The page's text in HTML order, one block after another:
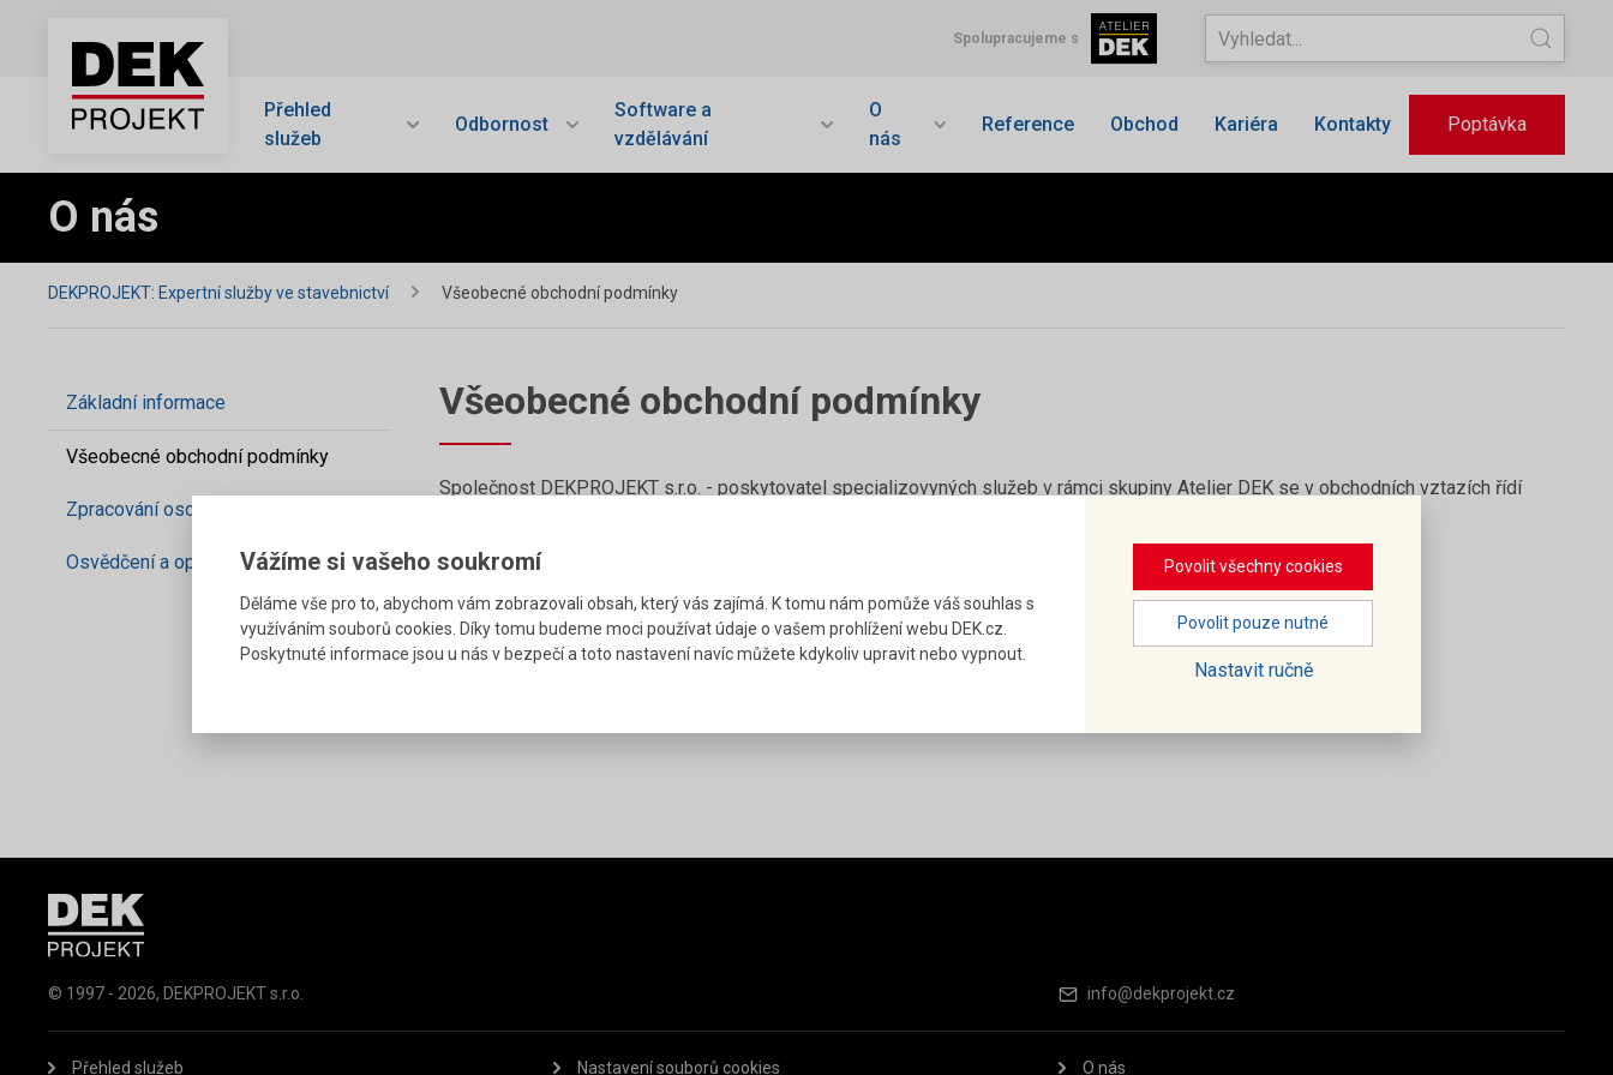
Spolupracujeme s
Přehled
služeb
Odbornost
Software a
vzdělávání
O
nás
Reference Obchod Kariéra Kontakty Poptávka
O nás
DEKPROJEKT: Expertní služby ve stavebnictví Všeobecné obchodní podmínky
Základní informace
Všeobecné obchodní podmínky
Zpracování osobních údajů
Osvědčení a oprávnění
Všeobecné obchodní podmínky
Společnost DEKPROJEKT s.r.o. - poskytovatel specializovyných služeb v rámci skupiny Atelier DEK se v obchodních vztazích řídí
Přehled služeb Nastavení souborů cookies O nás
© 1997 - 2026, DEKPROJEKT s.r.o. info@dekprojekt.cz
Vážíme si vašeho soukromí
Děláme vše pro to, abychom vám zobrazovali obsah, který vás zajímá. K tomu nám pomůže váš souhlas s
využíváním souborů cookies. Díky tomu budeme moci používat údaje o vašem prohlížení webu DEK.cz.
Poskytnuté informace jsou u nás v bezpečí a toto nastavení navíc můžete kdykoliv upravit nebo vypnout.
Povolit všechny cookies
Povolit pouze nutné
Nastavit ručně